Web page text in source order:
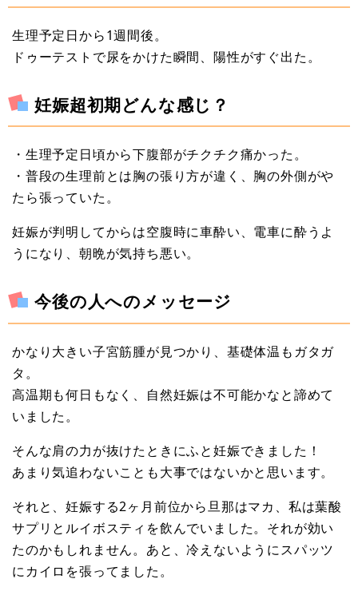
生理予定日から1週間後。
ドゥーテストで尿をかけた瞬間、陽性がすぐ出た。
妊娠超初期どんな感じ？
・生理予定日頃から下腹部がチクチク痛かった。
・普段の生理前とは胸の張り方が違く、胸の外側がや
たら張っていた。
妊娠が判明してからは空腹時に車酔い、電車に酔うよ
うになり、朝晩が気持ち悪い。
今後の人へのメッセージ
かなり大きい子宮筋腫が見つかり、基礎体温もガタガ
タ。
高温期も何日もなく、自然妊娠は不可能かなと諦めて
いました。
そんな肩の力が抜けたときにふと妊娠できました！
あまり気追わないことも大事ではないかと思います。
それと、妊娠する2ヶ月前位から旦那はマカ、私は葉酸
サプリとルイボスティを飲んでいました。それが効い
たのかもしれません。あと、冷えないようにスパッツ
にカイロを張ってました。